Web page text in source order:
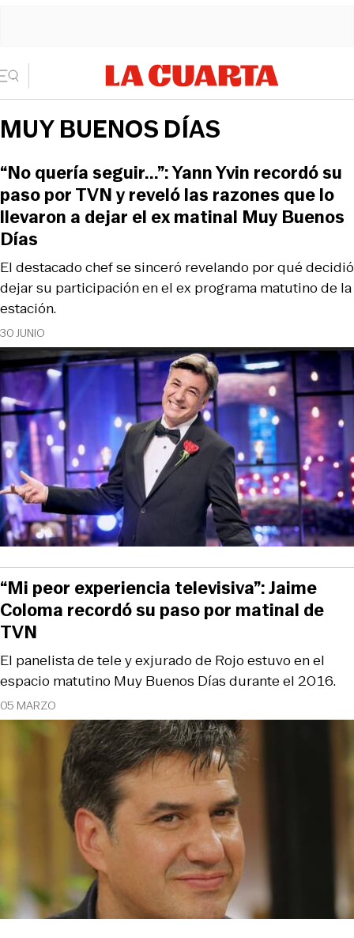
MUY BUENOS DÍAS
30 JUNIO
El destacado chef se sinceró revelando por qué decidió
dejar su participación en el ex programa matutino de la
estación.
“No quería seguir...”: Yann Yvin recordó su
paso por TVN y reveló las razones que lo
llevaron a dejar el ex matinal Muy Buenos
Días
05 MARZO
El panelista de tele y exjurado de Rojo estuvo en el
espacio matutino Muy Buenos Días durante el 2016.
“Mi peor experiencia televisiva”: Jaime
Coloma recordó su paso por matinal de
TVN